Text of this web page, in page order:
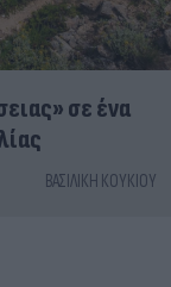
σε ένα
ΒΑΣΙΛΙΚΉ ΚΟΥΚΊΟΥ